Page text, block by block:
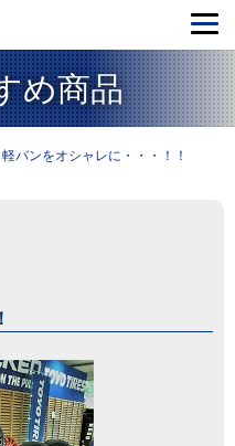
め商品
軽バンをオシャレに・・・！！